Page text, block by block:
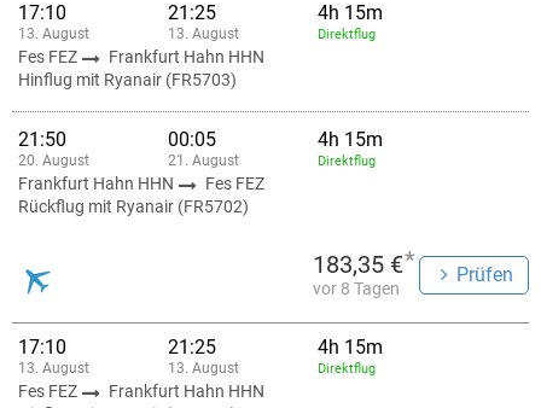
17:10
13. August
21:25
13. August
4h 15m
Direktflug
Fes FEZ
Frankfurt Hahn HHN
Hinflug mit Ryanair (FR5703)
21:50
20. August
00:05
21. August
4h 15m
Direktflug
Frankfurt Hahn HHN
Fes FEZ
Rückflug mit Ryanair (FR5702)
183,35 €*
vor 8 Tagen
Prüfen
17:10
13. August
21:25
13. August
4h 15m
Direktflug
Fes FEZ
Frankfurt Hahn HHN